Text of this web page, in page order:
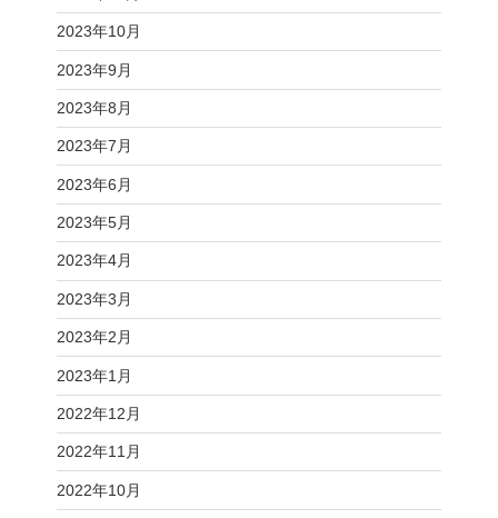
2023年10月
2023年9月
2023年8月
2023年7月
2023年6月
2023年5月
2023年4月
2023年3月
2023年2月
2023年1月
2022年12月
2022年11月
2022年10月